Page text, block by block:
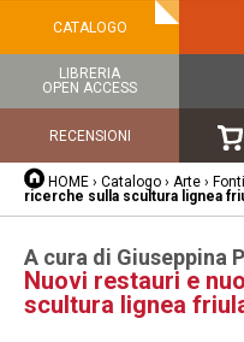
CATALOGO
LIBRERIA
OPEN ACCESS
RECENSIONI
HOME › Catalogo › Arte ›
ricerche sulla scultura lignea
A cura di Giuseppina
Nuovi restauri e
scultura lignea